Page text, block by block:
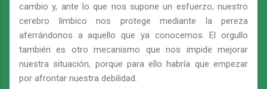
cambio y, ante lo que nos supone un esfuerzo, nuestro
cerebro límbico nos protege mediante la pereza
aferrándonos a aquello que ya conocemos. El orgullo
también es otro mecanismo que nos impide mejorar
nuestra situación, porque para ello habría que empezar
por afrontar nuestra debilidad.